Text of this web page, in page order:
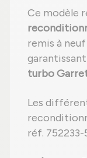
Ce modèle
remis à
turbo
Les
réf. 752233-